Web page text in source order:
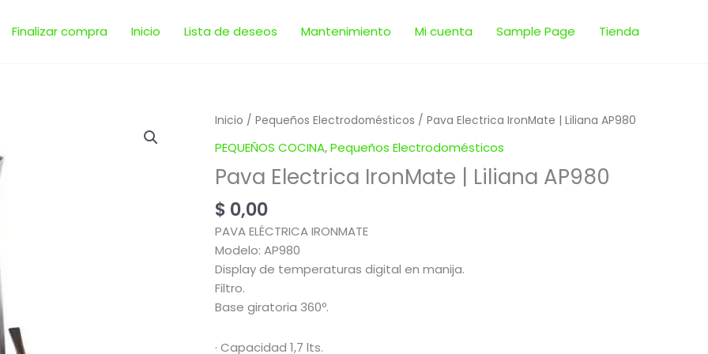
Finalizar compra Inicio Lista de deseos Mantenimiento Mi cuenta Sample Page Tienda
Inicio / Pequeños Electrodomésticos / Pava Electrica IronMate | Liliana AP980
PEQUEÑOS COCINA,Pequeños Electrodomésticos
Pava Electrica IronMate | Liliana AP980
$ 0,00
PAVA ELÉCTRICA IRONMATE
Modelo: AP980
Display de temperaturas digital en manija.
Filtro.
Base giratoria 360º.
· Capacidad 1,7 lts.
Pava
Electrica
IronMate
AP980
cantidad